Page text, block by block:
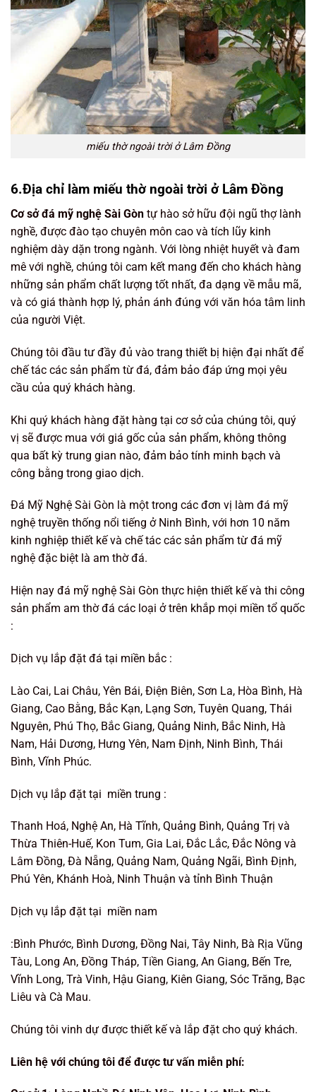
miếu thờ ngoài trời ở Lâm Đồng
6.Địa chỉ làm miếu thờ ngoài trời ở Lâm Đồng
Cơ sở đá mỹ nghệ Sài Gòn tự hào sở hữu đội ngũ thợ lành
nghề, được đào tạo chuyên môn cao và tích lũy kinh
nghiệm dày dặn trong ngành. Với lòng nhiệt huyết và đam
mê với nghề, chúng tôi cam kết mang đến cho khách hàng
những sản phẩm chất lượng tốt nhất, đa dạng về mẫu mã,
và có giá thành hợp lý, phản ánh đúng với văn hóa tâm linh
của người Việt.
Chúng tôi đầu tư đầy đủ vào trang thiết bị hiện đại nhất để
chế tác các sản phẩm từ đá, đảm bảo đáp ứng mọi yêu
cầu của quý khách hàng.
Khi quý khách hàng đặt hàng tại cơ sở của chúng tôi, quý
vị sẽ được mua với giá gốc của sản phẩm, không thông
qua bất kỳ trung gian nào, đảm bảo tính minh bạch và
công bằng trong giao dịch.
Đá Mỹ Nghệ Sài Gòn là một trong các đơn vị làm đá mỹ
nghệ truyền thống nổi tiếng ở Ninh Bình, với hơn 10 năm
kinh nghiệp thiết kế và chế tác các sản phẩm từ đá mỹ
nghệ đặc biệt là am thờ đá.
Hiện nay đá mỹ nghệ Sài Gòn thực hiện thiết kế và thi công
sản phẩm am thờ đá các loại ở trên khắp mọi miền tổ quốc
:
Dịch vụ lắp đặt đá tại miền bắc :
Lào Cai, Lai Châu, Yên Bái, Điện Biên, Sơn La, Hòa Bình, Hà
Giang, Cao Bằng, Bắc Kạn, Lạng Sơn, Tuyên Quang, Thái
Nguyên, Phú Thọ, Bắc Giang, Quảng Ninh, Bắc Ninh, Hà
Nam, Hải Dương, Hưng Yên, Nam Định, Ninh Bình, Thái
Bình, Vĩnh Phúc.
Dịch vụ lắp đặt tại miền trung :
Thanh Hoá, Nghệ An, Hà Tĩnh, Quảng Bình, Quảng Trị và
Thừa Thiên-Huế, Kon Tum, Gia Lai, Đắc Lắc, Đắc Nông và
Lâm Đồng, Đà Nẵng, Quảng Nam, Quảng Ngãi, Bình Định,
Phú Yên, Khánh Hoà, Ninh Thuận và tỉnh Bình Thuận
Dịch vụ lắp đặt tại miền nam
:Bình Phước, Bình Dương, Đồng Nai, Tây Ninh, Bà Rịa Vũng
Tàu, Long An, Đồng Tháp, Tiền Giang, An Giang, Bến Tre,
Vĩnh Long, Trà Vinh, Hậu Giang, Kiên Giang, Sóc Trăng, Bạc
Liêu và Cà Mau.
Chúng tôi vinh dự được thiết kế và lắp đặt cho quý khách.
Liên hệ với chúng tôi để được tư vấn miễn phí: